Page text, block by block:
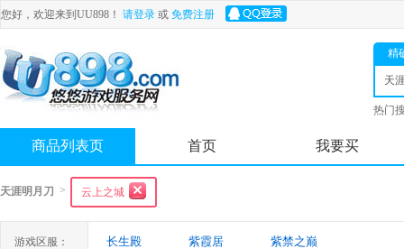
您好，欢迎来到UU898！ 请登录 或 免费注册
精
天
热门
商品列表页 首页 我要买
天涯明月刀 > 云上之城
游戏区服： 长生殿 紫霞居 紫禁之巅